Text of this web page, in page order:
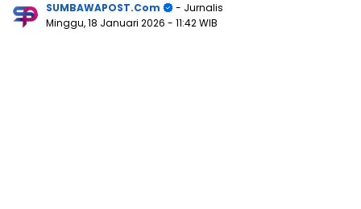
SUMBAWAPOST.com
- Jurnalis
Minggu, 18 Januari 2026 - 11:42 WIB